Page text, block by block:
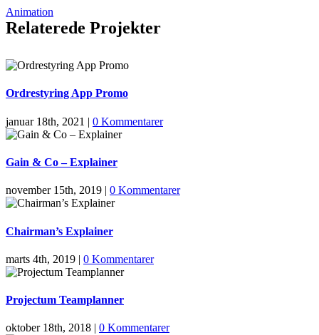
Animation
Relaterede Projekter
Ordrestyring App Promo
januar 18th, 2021 | 0 Kommentarer
Gain & Co – Explainer
november 15th, 2019 | 0 Kommentarer
Chairman’s Explainer
marts 4th, 2019 | 0 Kommentarer
Projectum Teamplanner
oktober 18th, 2018 | 0 Kommentarer